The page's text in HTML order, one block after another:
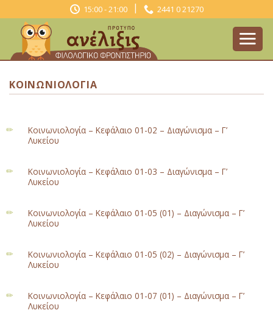
to
content
15:00 - 21:00 | 2441 0 21270
ΚΟΙΝΩΝΙΟΛΟΓΊΑ
Κοινωνιολογία – Κεφάλαιο 01-02 – Διαγώνισμα – Γ’
Λυκείου
Κοινωνιολογία – Κεφάλαιο 01-03 – Διαγώνισμα – Γ’
Λυκείου
Κοινωνιολογία – Κεφάλαιο 01-05 (01) – Διαγώνισμα – Γ’
Λυκείου
Κοινωνιολογία – Κεφάλαιο 01-05 (02) – Διαγώνισμα – Γ’
Λυκείου
Κοινωνιολογία – Κεφάλαιο 01-07 (01) – Διαγώνισμα – Γ’
Λυκείου